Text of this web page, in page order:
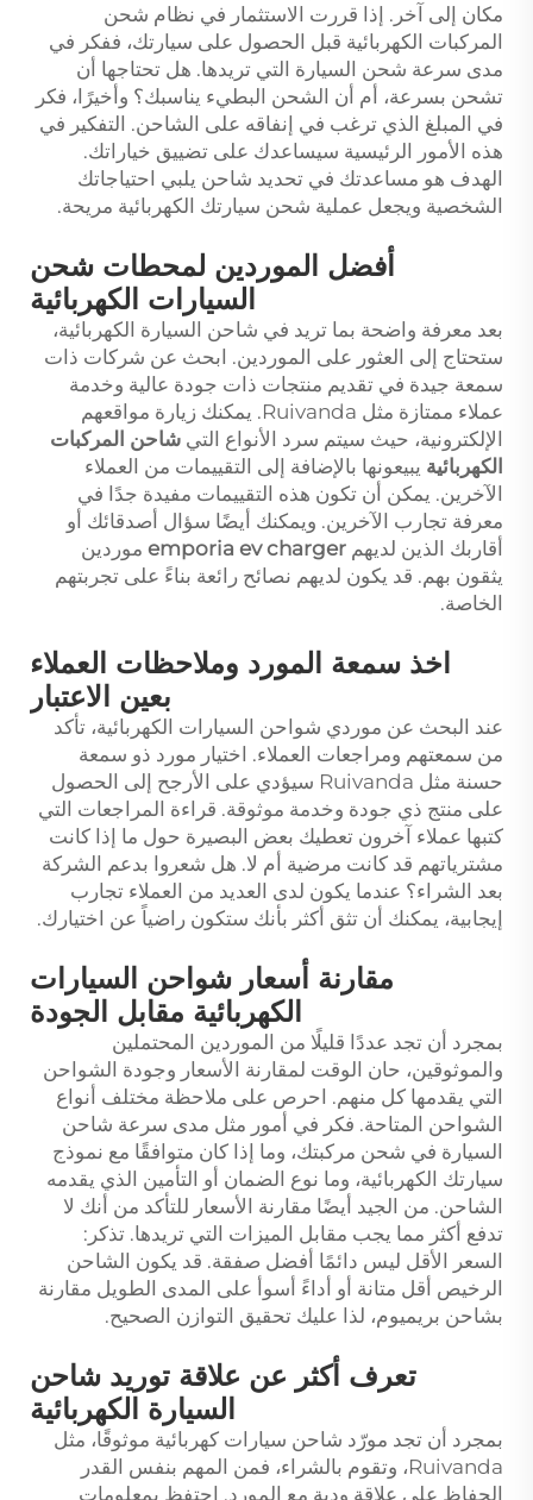
مكان إلى آخر. إذا قررت الاستثمار في نظام شحن
المركبات الكهربائية قبل الحصول على سيارتك، ففكر في
مدى سرعة شحن السيارة التي تريدها. هل تحتاجها أن
تشحن بسرعة، أم أن الشحن البطيء يناسبك؟ وأخيرًا، فكر
في المبلغ الذي ترغب في إنفاقه على الشاحن. التفكير في
هذه الأمور الرئيسية سيساعدك على تضييق خياراتك.
الهدف هو مساعدتك في تحديد شاحن يلبي احتياجاتك
الشخصية ويجعل عملية شحن سيارتك الكهربائية مريحة.
أفضل الموردين لمحطات شحن
السيارات الكهربائية
بعد معرفة واضحة بما تريد في شاحن السيارة الكهربائية،
ستحتاج إلى العثور على الموردين. ابحث عن شركات ذات
سمعة جيدة في تقديم منتجات ذات جودة عالية وخدمة
عملاء ممتازة مثل Ruivanda. يمكنك زيارة مواقعهم
الإلكترونية، حيث سيتم سرد الأنواع التي شاحن المركبات
الكهربائية يبيعونها بالإضافة إلى التقييمات من العملاء
الآخرين. يمكن أن تكون هذه التقييمات مفيدة جدًا في
معرفة تجارب الآخرين. ويمكنك أيضًا سؤال أصدقائك أو
أقاربك الذين لديهم emporia ev charger موردين
يثقون بهم. قد يكون لديهم نصائح رائعة بناءً على تجربتهم
الخاصة.
اخذ سمعة المورد وملاحظات العملاء
بعين الاعتبار
عند البحث عن موردي شواحن السيارات الكهربائية، تأكد
من سمعتهم ومراجعات العملاء. اختيار مورد ذو سمعة
حسنة مثل Ruivanda سيؤدي على الأرجح إلى الحصول
على منتج ذي جودة وخدمة موثوقة. قراءة المراجعات التي
كتبها عملاء آخرون تعطيك بعض البصيرة حول ما إذا كانت
مشترياتهم قد كانت مرضية أم لا. هل شعروا بدعم الشركة
بعد الشراء؟ عندما يكون لدى العديد من العملاء تجارب
إيجابية، يمكنك أن تثق أكثر بأنك ستكون راضياً عن اختيارك.
مقارنة أسعار شواحن السيارات
الكهربائية مقابل الجودة
بمجرد أن تجد عددًا قليلًا من الموردين المحتملين
والموثوقين، حان الوقت لمقارنة الأسعار وجودة الشواحن
التي يقدمها كل منهم. احرص على ملاحظة مختلف أنواع
الشواحن المتاحة. فكر في أمور مثل مدى سرعة شاحن
السيارة في شحن مركبتك، وما إذا كان متوافقًا مع نموذج
سيارتك الكهربائية، وما نوع الضمان أو التأمين الذي يقدمه
الشاحن. من الجيد أيضًا مقارنة الأسعار للتأكد من أنك لا
تدفع أكثر مما يجب مقابل الميزات التي تريدها. تذكر:
السعر الأقل ليس دائمًا أفضل صفقة. قد يكون الشاحن
الرخيص أقل متانة أو أداءً أسوأ على المدى الطويل مقارنة
بشاحن بريميوم، لذا عليك تحقيق التوازن الصحيح.
تعرف أكثر عن علاقة توريد شاحن
السيارة الكهربائية
بمجرد أن تجد مورّد شاحن سيارات كهربائية موثوقًا، مثل
Ruivanda، وتقوم بالشراء، فمن المهم بنفس القدر
الحفاظ على علاقة ودية مع المورد. احتفظ بمعلومات